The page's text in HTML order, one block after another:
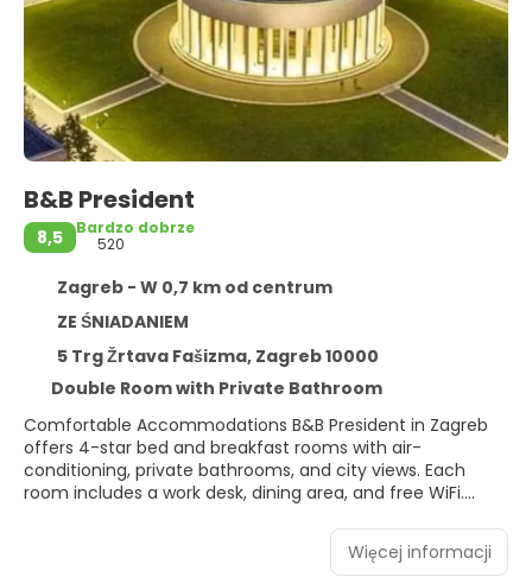
B&B President
8,5
Bardzo dobrze
520
Zagreb - W 0,7 km od centrum
ZE ŚNIADANIEM
5 Trg Žrtava Fašizma, Zagreb 10000
Double Room with Private Bathroom
Comfortable Accommodations B&B President in Zagreb
offers 4-star bed and breakfast rooms with air-
conditioning, private bathrooms, and city views. Each
room includes a work desk, dining area, and free WiFi.
hairdryers, and city views. Additional features include a TV,
dining table, kitchenware, and wardrobe. Prime LocationWięcej informacji